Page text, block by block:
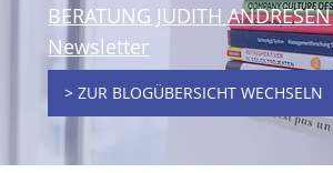
BERATUNG JUDITH ANDRESEN
Newsletter
> ZUR BLOGÜBERSICHT WECHSELN